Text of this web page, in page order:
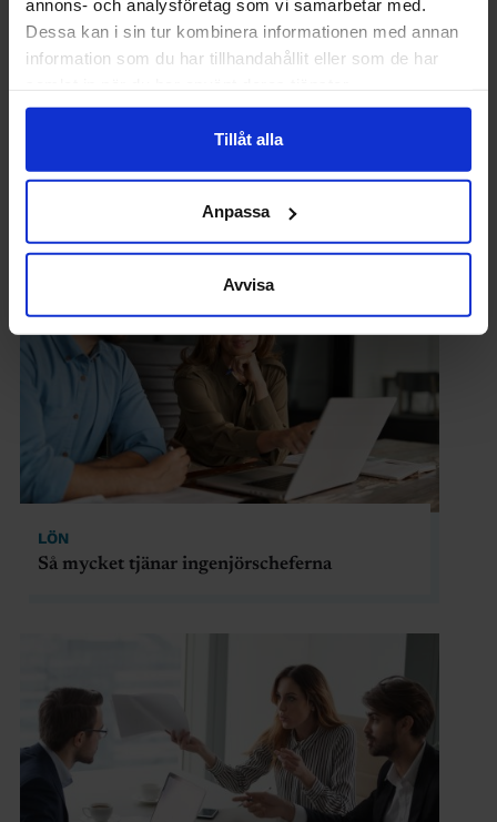
annons- och analysföretag som vi samarbetar med.
Dessa kan i sin tur kombinera informationen med annan
information som du har tillhandahållit eller som de har
Tillåt alla
Anpassa
Avvisa
Robert Karjel: Så blir du en chef att räkna
LÖN
Så mycket tjänar ingenjörscheferna